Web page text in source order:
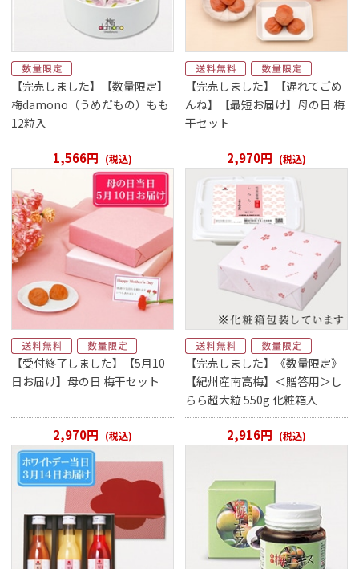
【完売しました】【数量限定】
梅damono（うめだもの）もも
12粒入
1,566円 (税込)
【完売しました】【遅れてごめ
んね】【最短お届け】母の日 梅
干セット
2,970円 (税込)
【受付終了しました】【5月10
日お届け】母の日 梅干セット
2,970円 (税込)
【完売しました】《数量限定》
【紀州産南高梅】＜贈答用＞し
らら超大粒 550g 化粧箱入
2,916円 (税込)